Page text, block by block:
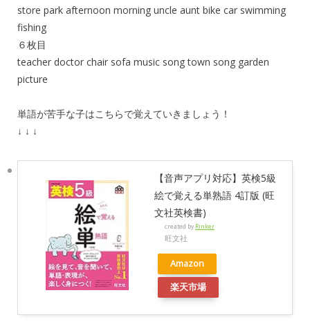
store park afternoon morning uncle aunt bike car swimming
fishing
６枚目
teacher doctor chair sofa music song town song garden
picture
単語が苦手な子はこちらで覚えていきましょう！
↓ ↓ ↓
【音声アプリ対応】英検5級
絵で覚える単熟語 4訂版 (旺
文社英検書)
created by Rinker
旺文社
Amazon
楽天市場